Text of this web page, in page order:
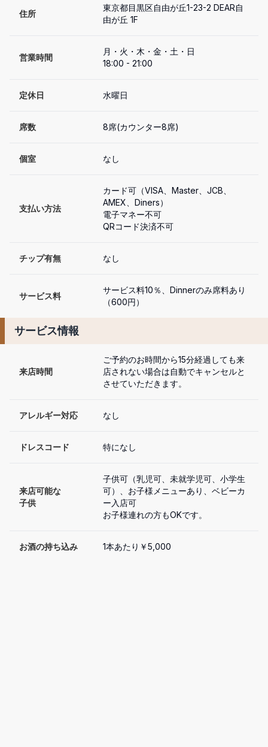
住所
東京都目黒区自由が丘1-23-2 DEAR自
由が丘 1F
営業時間
月・火・木・金・土・日
18:00 - 21:00
定休日 水曜日
席数 8席(カウンター8席)
個室 なし
支払い方法
カード可（VISA、Master、JCB、
AMEX、Diners）
電子マネー不可
QRコード決済不可
チップ有無 なし
サービス料
サービス料10％、Dinnerのみ席料あり
（600円）
サービス情報
来店時間
ご予約のお時間から15分経過しても来
店されない場合は自動でキャンセルと
させていただきます。
アレルギー対応 なし
ドレスコード 特になし
来店可能な
子供
子供可（乳児可、未就学児可、小学生
可）、お子様メニューあり、ベビーカ
ー入店可
お子様連れの方もOKです。
お酒の持ち込み 1本あたり￥5,000